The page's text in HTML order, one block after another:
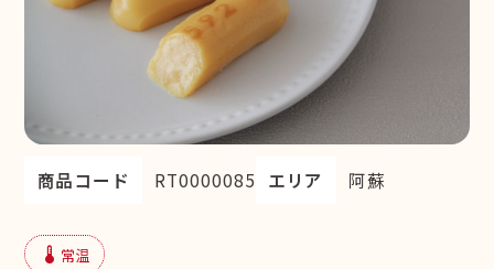
商品コード RT0000085 エリア 阿蘇
device_thermostat 常温